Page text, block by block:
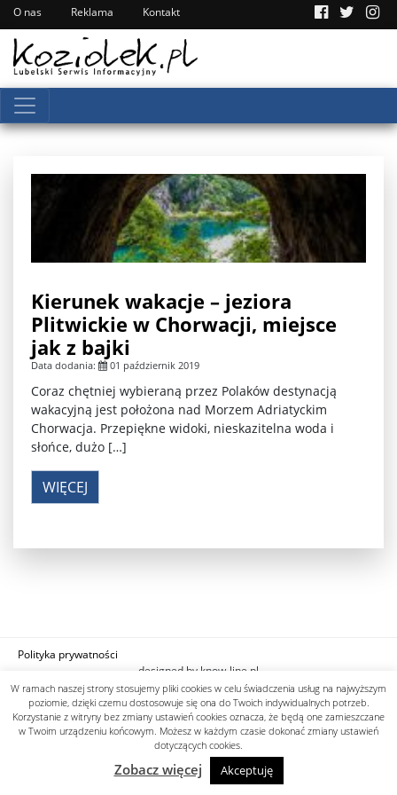
O nas Reklama Kontakt
Kierunek wakacje – jeziora
Plitwickie w Chorwacji, miejsce
jak z bajki
Data dodania: 01 październik 2019
Coraz chętniej wybieraną przez Polaków destynacją
wakacyjną jest położona nad Morzem Adriatyckim
Chorwacja. Przepiękne widoki, nieskazitelna woda i
słońce, dużo […]
WIĘCEJ
Polityka prywatności
designed by know-line.pl
W ramach naszej strony stosujemy pliki cookies w celu świadczenia usług na najwyższym
poziomie, dzięki czemu dostosowuje się ona do Twoich indywidualnych potrzeb.
Korzystanie z witryny bez zmiany ustawień cookies oznacza, że będą one zamieszczane
w Twoim urządzeniu końcowym. Możesz w każdym czasie dokonać zmiany ustawień
dotyczących cookies.
Zobacz więcej Akceptuję